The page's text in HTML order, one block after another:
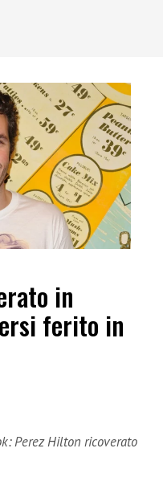
in
ferito in
Perez Hilton ricoverato